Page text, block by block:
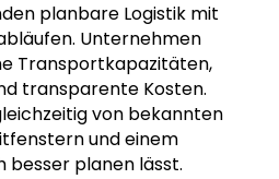
planbare Logistik mit
Unternehmen
Transportkapazitäten,
transparente Kosten.
von bekannten
und einem
besser planen lässt.